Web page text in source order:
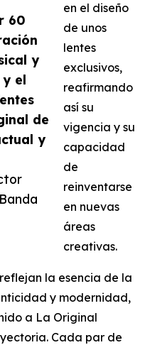
60
y
el
de
y
en el diseño
de unos
lentes
exclusivos,
reafirmando
así su
vigencia y su
capacidad
de
reinventarse
en nuevas
áreas
creativas.
la esencia de la
y modernidad,
a La Original
Cada par de